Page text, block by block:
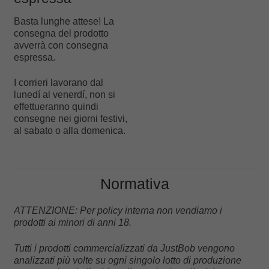
Basta lunghe attese! La
consegna del prodotto
avverrà con consegna
espressa.
I corrieri lavorano dal
lunedí al venerdí, non si
effettueranno quindi
consegne nei giorni festivi,
al sabato o alla domenica.
Normativa
ATTENZIONE: Per policy interna non vendiamo i
prodotti ai minori di anni 18.
Tutti i prodotti commercializzati da JustBob vengono
analizzati più volte su ogni singolo lotto di produzione